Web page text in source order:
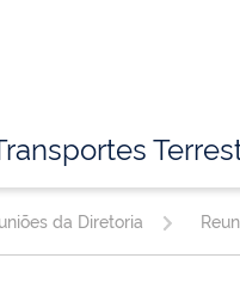
da Diretoria